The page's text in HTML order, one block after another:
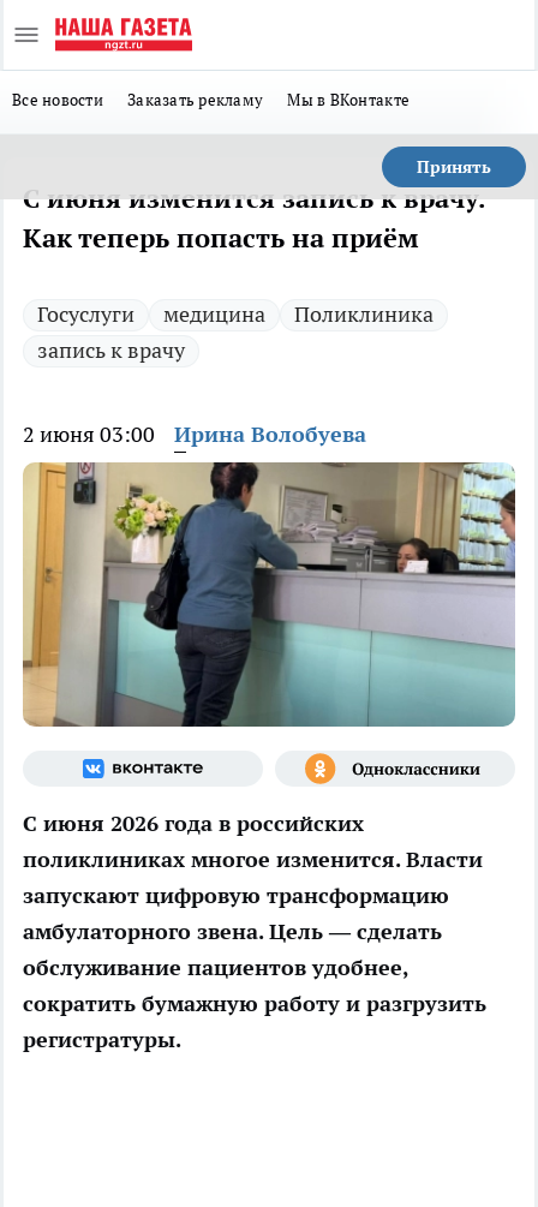
Все новости Заказать рекламу Мы в ВКонтакте
Принять
С июня изменится запись к врачу.
Как теперь попасть на приём
Госуслуги медицина
Поликлиника
запись к врачу
2 июня 03:00 Ирина Волобуева
С июня 2026 года в российских
поликлиниках многое изменится. Власти
запускают цифровую трансформацию
амбулаторного звена. Цель — сделать
обслуживание пациентов удобнее,
сократить бумажную работу и разгрузить
регистратуры.